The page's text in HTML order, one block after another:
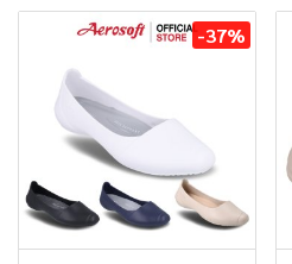
-37%